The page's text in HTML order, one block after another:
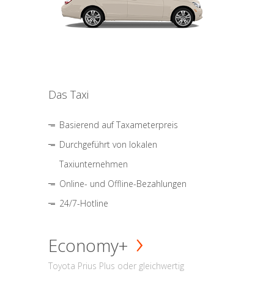
Das Taxi
Basierend auf Taxameterpreis
Durchgeführt von lokalen
Taxiunternehmen
Online- und Offline-Bezahlungen
24/7-Hotline
Economy+
Toyota Prius Plus oder gleichwertig